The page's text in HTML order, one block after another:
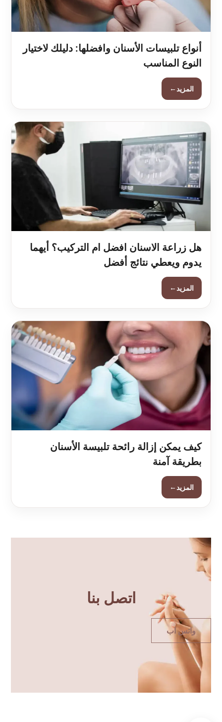
أنواع تلبيسات الأسنان وافضلها: دليلك لاختيار
النوع المناسب
المزيد←
هل زراعة الاسنان افضل ام التركيب؟ أيهما
يدوم ويعطي نتائج أفضل
المزيد←
كيف يمكن إزالة رائحة تلبيسة الأسنان
بطريقة آمنة
المزيد←
اتصل بنا
واتس اب